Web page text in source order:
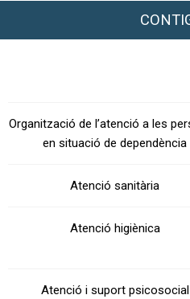
Organització de l’atenció a les
en situació de dependència
Atenció sanitària
Atenció higiènica
Atenció i suport psicosocial